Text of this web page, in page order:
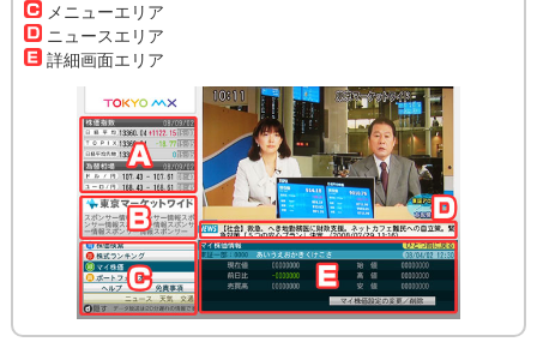
メニューエリア
ニュースエリア
詳細画面エリア